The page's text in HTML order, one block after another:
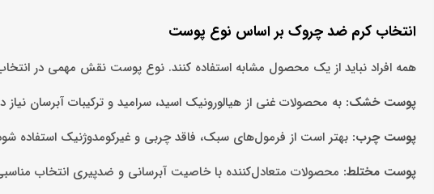
انتخاب کرم ضد چروک بر اساس نوع پوست
همه افراد نباید از یک محصول مشابه استفاده کنند. نوع پوست نقش مهمی در
پوست خشک: به محصولات غنی از هیالورونیک اسید، سرامید و ترکیبات آبرسان نیاز
پوست چرب: بهتر است از فرمول‌های سبک، فاقد چربی و غیرکومدوژنیک استفاده
پوست مختلط: محصولات متعادل‌کننده با خاصیت آبرسانی و ضدپیری انتخاب